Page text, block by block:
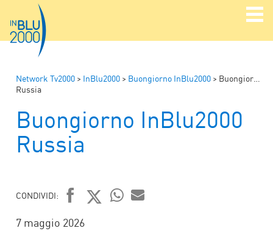
Network Tv2000 > InBlu2000 > Buongiorno InBlu2000 > Buongiorno InBlu2000
Russia
Buongiorno InBlu2000
Russia
CONDIVIDI:
FACEBOOK
TWITTER
7 maggio 2026